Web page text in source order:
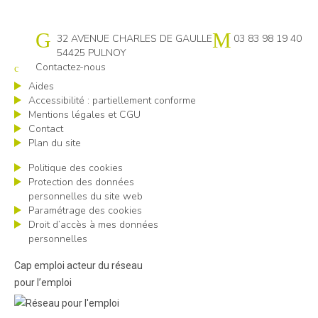
Cap emploi 54
32 AVENUE CHARLES DE GAULLE
54425 PULNOY
03 83 98 19 40
Contactez-nous
Aides
Accessibilité : partiellement conforme
Mentions légales et CGU
Contact
Plan du site
Politique des cookies
Protection des données
personnelles du site web
Paramétrage des cookies
Droit d’accès à mes données
personnelles
Cap emploi acteur du réseau
pour l’emploi